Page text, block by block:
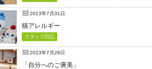
2023年7月31日
猫アレルギー
スタッフ日記
2023年7月26日
「自分へのご褒美」